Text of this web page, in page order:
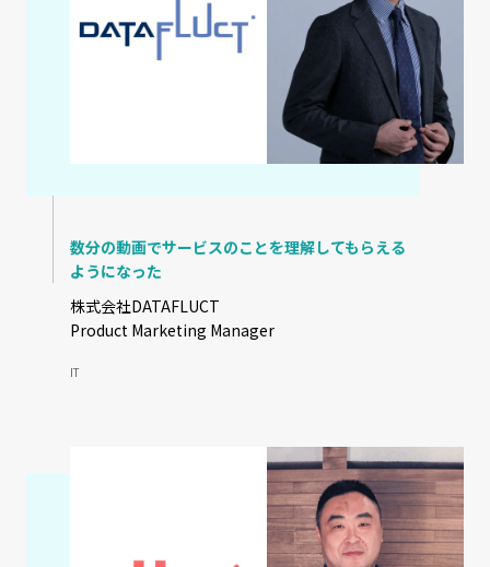
数分の動画でサービスのことを理解してもらえる
ようになった
株式会社DATAFLUCT
Product Marketing Manager
IT